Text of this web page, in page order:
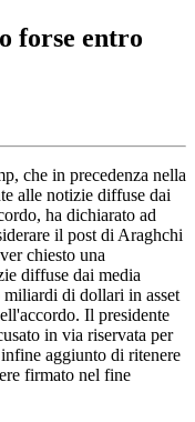
forse entro
che in precedenza nella
alle notizie diffuse dai
ha dichiarato ad
il post di Araghchi
chiesto una
diffuse dai media
miliardi di dollari in asset
Il presidente
in via riservata per
aggiunto di ritenere
firmato nel fine